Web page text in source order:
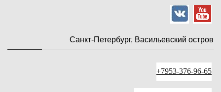
Санкт-Петербург, Васильевский остров
+7953-376-96-65